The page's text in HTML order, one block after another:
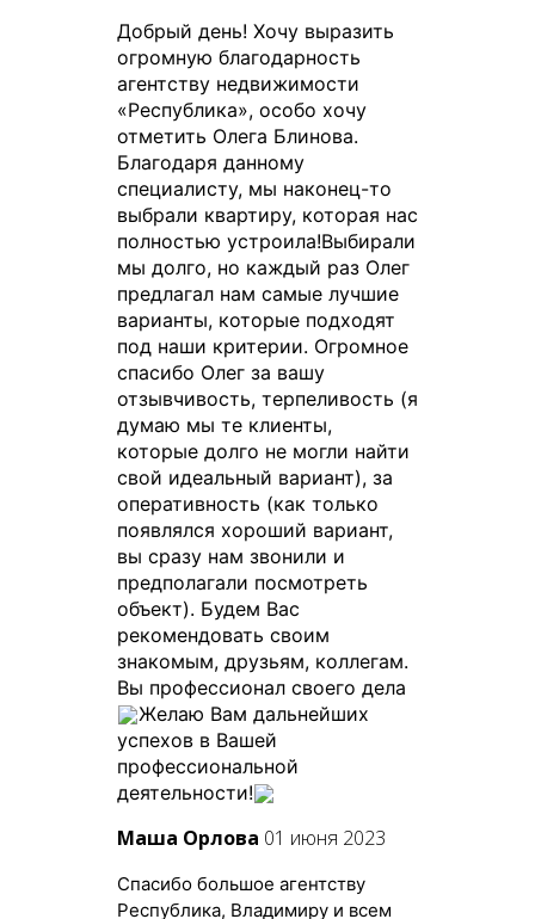
Добрый день! Хочу выразить
огромную благодарность
агентству недвижимости
«Республика», особо хочу
отметить Олега Блинова.
Благодаря данному
специалисту, мы наконец-то
выбрали квартиру, которая нас
полностью устроила!Выбирали
мы долго, но каждый раз Олег
предлагал нам самые лучшие
варианты, которые подходят
под наши критерии. Огромное
спасибо Олег за вашу
отзывчивость, терпеливость (я
думаю мы те клиенты,
которые долго не могли найти
свой идеальный вариант), за
оперативность (как только
появлялся хороший вариант,
вы сразу нам звонили и
предполагали посмотреть
объект). Будем Вас
рекомендовать своим
знакомым, друзьям, коллегам.
Вы профессионал своего дела
Желаю Вам дальнейших
успехов в Вашей
профессиональной
деятельности!
Маша Орлова 01 июня 2023
Спасибо большое агентству
Республика, Владимиру и всем